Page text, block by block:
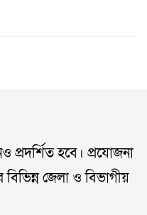
প্রদর্শিত হবে। প্রযোজনা
জেলা ও বিভাগীয়